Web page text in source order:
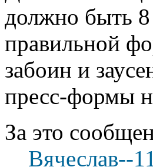
должно быть
правильной
забоин и
пресс-формы
За это
Вячеслав--